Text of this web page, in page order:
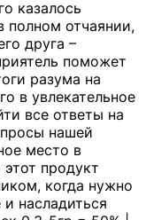
казалось
полном отчаянии,
друга –
поможет
разума на
в увлекательное
все ответы на
нашей
место в
продукт
когда нужно
насладиться